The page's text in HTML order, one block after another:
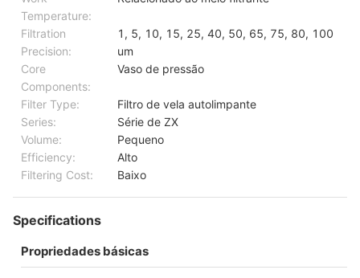
Temperature:
Filtration
Precision:
1, 5, 10, 15, 25, 40, 50, 65, 75, 80, 100
um
Core
Components:
Vaso de pressão
Filter Type:
Filtro de vela autolimpante
Series:
Série de ZX
Volume:
Pequeno
Efficiency:
Alto
Filtering Cost:
Baixo
Specifications
Propriedades básicas